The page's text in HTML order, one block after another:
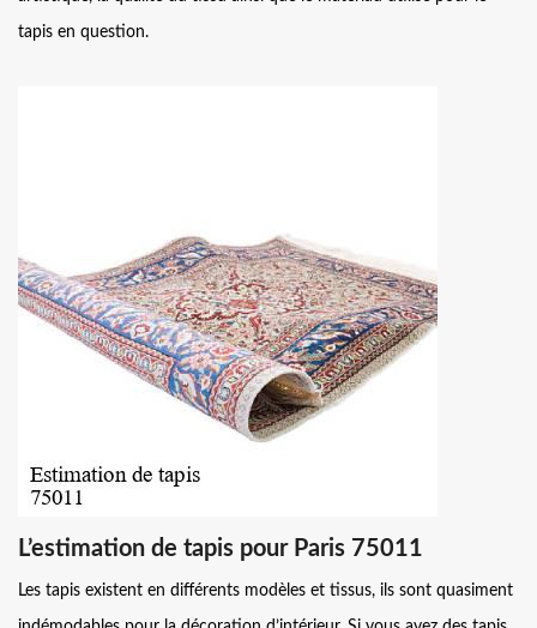
tapis en question.
L’estimation de tapis pour Paris 75011
Les tapis existent en différents modèles et tissus, ils sont quasiment